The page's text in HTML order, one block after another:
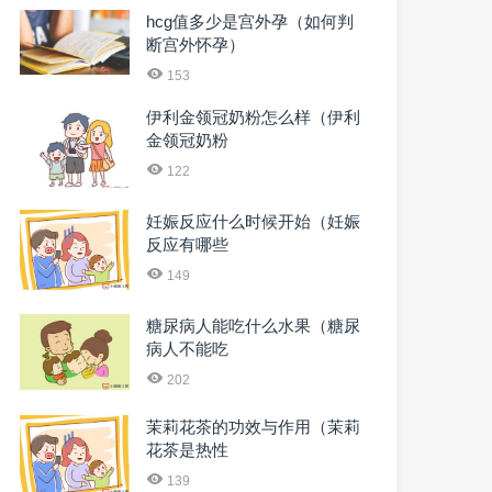
hcg值多少是宫外孕（如何判
断宫外怀孕）
153
伊利金领冠奶粉怎么样（伊利
金领冠奶粉
122
妊娠反应什么时候开始（妊娠
反应有哪些
149
糖尿病人能吃什么水果（糖尿
病人不能吃
202
茉莉花茶的功效与作用（茉莉
花茶是热性
139